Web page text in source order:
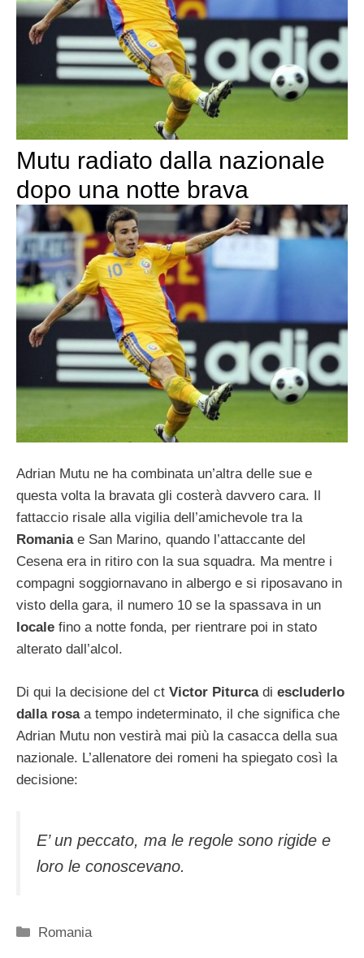
Mutu radiato dalla nazionale
dopo una notte brava
Adrian Mutu ne ha combinata un’altra delle sue e
questa volta la bravata gli costerà davvero cara. Il
fattaccio risale alla vigilia dell’amichevole tra la
Romaniae San Marino, quando l’attaccante del
Cesena era in ritiro con la sua squadra. Ma mentre i
compagni soggiornavano in albergo e si riposavano in
visto della gara, il numero 10 se la spassava in un
locale fino a notte fonda, per rientrare poi in stato
alterato dall’alcol.
Di qui la decisione del ct Victor Piturcadi escluderlo
dalla rosaa tempo indeterminato, il che significa che
Adrian Mutu non vestirà mai più la casacca della sua
nazionale. L’allenatore dei romeni ha spiegato così la
decisione:
E’ un peccato, ma le regole sono rigide e
loro le conoscevano.
Categorie
Romania